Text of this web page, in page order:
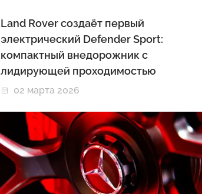
Land Rover создаёт первый
электрический Defender Sport:
компактный внедорожник с
лидирующей проходимостью
02 марта 2026